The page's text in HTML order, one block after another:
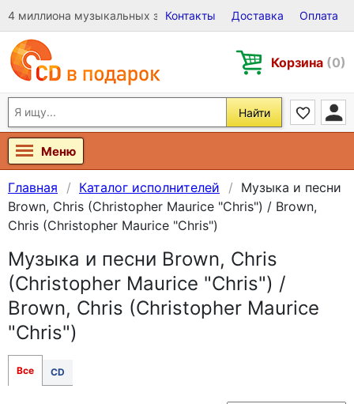
4 миллиона музыкальных записей на Виниле, CD и DVD
Контакты Доставка Оплата
Корзина (0)
Найти
Меню
Главная Каталог исполнителей
Музыка и песни
Brown, Chris (Christopher Maurice "Chris") / Brown,
Chris (Christopher Maurice "Chris")
Музыка и песни Brown, Chris
(Christopher Maurice "Chris") /
Brown, Chris (Christopher Maurice
"Chris")
Все CD